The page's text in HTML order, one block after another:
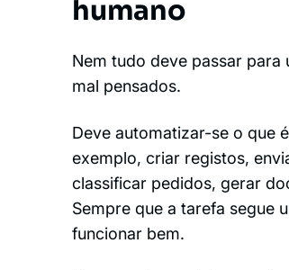
humano
Nem tudo deve passar
mal pensados.
Deve automatizar-se o que
exemplo, criar registos,
classificar pedidos, gerar
Sempre que a tarefa segue
funcionar bem.